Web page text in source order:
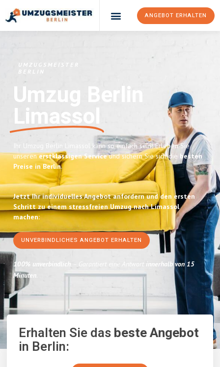
ANGEBOT ERHALTEN
UMZUGSMEISTER
BERLIN
Umzug Berlin
Limassol
Ihr Umzug Berlin Limassol kann so einfach sein! Erleben Sie
unserenerstklassigen Serviceund sichern Sie sich die besten
Preise in Berlin.
Jetzt Ihr individuelles Angebot anfordern und den ersten
Schritt zu einem stressfreien Umzug nach Limassol
machen:
UNVERBINDLICHES ANGEBOT ERHALTEN
100% unverbindlich – Garantiert eine Antwort innerhalb von 15
Minuten.
Erhalten Sie dasbeste Angebot
in Berlin: